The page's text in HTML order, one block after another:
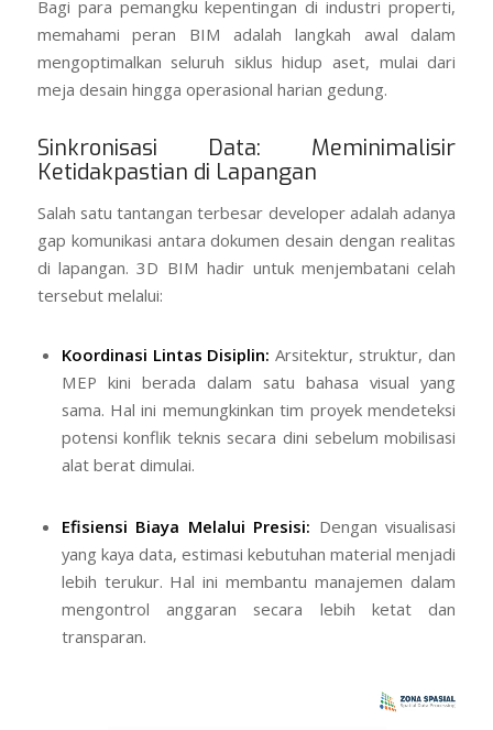
Bagi para pemangku kepentingan di industri properti,
memahami peran BIM adalah langkah awal dalam
mengoptimalkan seluruh siklus hidup aset, mulai dari
meja desain hingga operasional harian gedung.
Sinkronisasi Data: Meminimalisir
Ketidakpastian di Lapangan
Salah satu tantangan terbesar developer adalah adanya
gap komunikasi antara dokumen desain dengan realitas
di lapangan. 3D BIM hadir untuk menjembatani celah
tersebut melalui:
Koordinasi Lintas Disiplin: Arsitektur, struktur, dan
MEP kini berada dalam satu bahasa visual yang
sama. Hal ini memungkinkan tim proyek mendeteksi
potensi konflik teknis secara dini sebelum mobilisasi
alat berat dimulai.
Efisiensi Biaya Melalui Presisi: Dengan visualisasi
yang kaya data, estimasi kebutuhan material menjadi
lebih terukur. Hal ini membantu manajemen dalam
mengontrol anggaran secara lebih ketat dan
transparan.